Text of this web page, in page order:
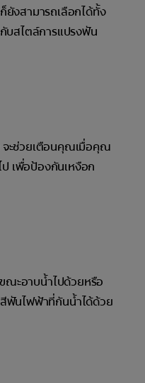
ยังสามารถเลือกได้ทั้ง
บสไตล์การแปรงฟัน
จะช่วยเตือนคุณเมื่อคุณ
เพื่อป้องกันเหงือก
ณะอาบน้ำไปด้วยหรือ
ฟันไฟฟ้าที่กันน้ำได้ด้วย